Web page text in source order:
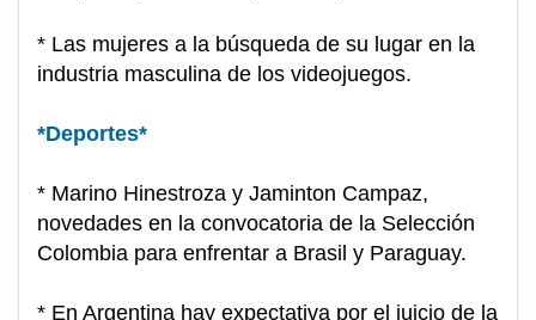
* Las mujeres a la búsqueda de su lugar en la
industria masculina de los videojuegos.
*Deportes*
* Marino Hinestroza y Jaminton Campaz,
novedades en la convocatoria de la Selección
Colombia para enfrentar a Brasil y Paraguay.
* En Argentina hay expectativa por el juicio de la